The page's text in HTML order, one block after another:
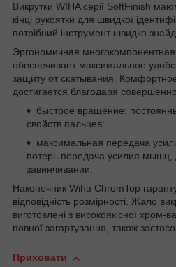
Викрутки WIHA серії SoftFinish
кінці рукоятки для швидкої
потрібний інструмент швидко
Эргономичная
обеспечивает максимальное
защиту от скатывания.
достигается благодаря
быстрое вращение:
свойств пальцев:
максимальная передача
потерь передача усилия мышц,
завинчивании.
Наконечник Wiha ChromTop
відповідність розмірності. Жало
виготовлені з високоякісної хром-
повної загартування, також
Приховати